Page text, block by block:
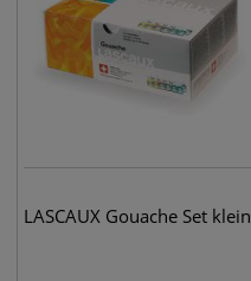
LASCAUX Gouache Set klein